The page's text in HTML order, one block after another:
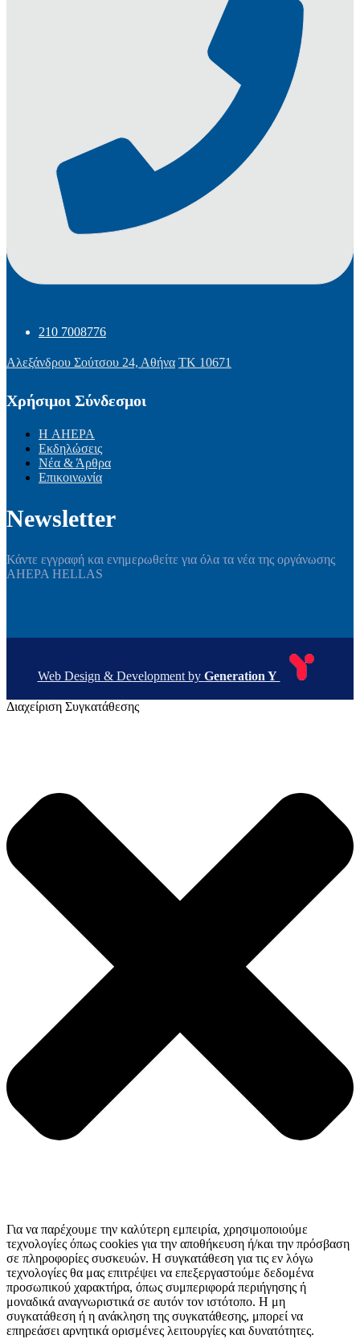
210 7008776
Αλεξάνδρου Σούτσου 24, Αθήνα ΤΚ 10671
Χρήσιμοι Σύνδεσμοι
Η AHEPA
Εκδηλώσεις
Νέα & Άρθρα
Επικοινωνία
Newsletter
Κάντε εγγραφή και ενημερωθείτε για όλα τα νέα της οργάνωσης
AHEPA HELLAS
Web Design & Development by Generation Y
Διαχείριση Συγκατάθεσης
Για να παρέχουμε την καλύτερη εμπειρία, χρησιμοποιούμε
τεχνολογίες όπως cookies για την αποθήκευση ή/και την πρόσβαση
σε πληροφορίες συσκευών. Η συγκατάθεση για τις εν λόγω
τεχνολογίες θα μας επιτρέψει να επεξεργαστούμε δεδομένα
προσωπικού χαρακτήρα, όπως συμπεριφορά περιήγησης ή
μοναδικά αναγνωριστικά σε αυτόν τον ιστότοπο. Η μη
συγκατάθεση ή η ανάκληση της συγκατάθεσης, μπορεί να
επηρεάσει αρνητικά ορισμένες λειτουργίες και δυνατότητες.